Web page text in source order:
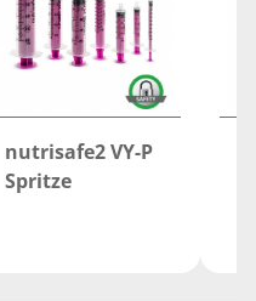
nutrisafe2 VY-P
Spritze